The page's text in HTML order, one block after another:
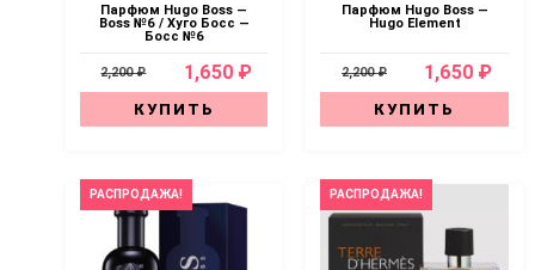
Парфюм Hugo Boss —
Boss №6 / Хуго Босс —
Босс №6
2,200 ₽ 1,650 ₽
КУПИТЬ
Парфюм Hugo Boss —
Hugo Element
2,200 ₽ 1,650 ₽
КУПИТЬ
РАСПРОДАЖА! РАСПРОДАЖА!